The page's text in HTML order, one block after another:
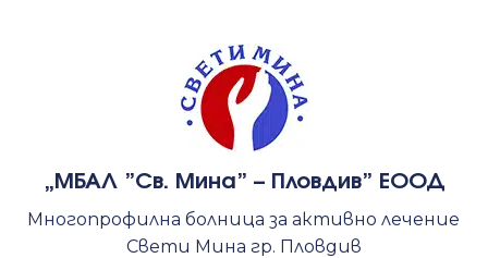
„МБАЛ ”Св. Мина” – Пловдив” ЕООД
Многопрофилна болница за активно лечение
Свети Мина гр. Пловдив